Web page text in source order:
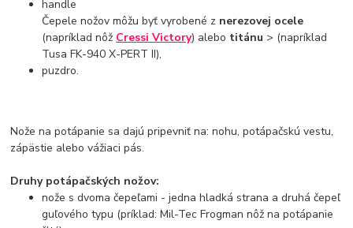
handle
Čepele nožov môžu byť vyrobené z nerezovej ocele
(napríklad nôž Cressi Victory) alebo titánu > (napríklad
Tusa FK-940 X-PERT II),
puzdro.
Nože na potápanie sa dajú pripevniť na: nohu, potápačskú vestu,
zápästie alebo vážiaci pás.
Druhy potápačských nožov:
nože s dvoma čepeľami - jedna hladká strana a druhá čepeľ
guľového typu (príklad: Mil-Tec Frogman nôž na potápanie